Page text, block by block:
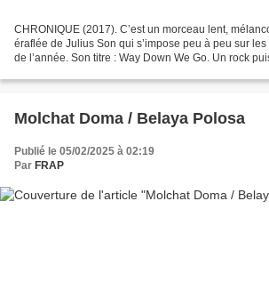
CHRONIQUE (2017). C’est un morceau lent,
éraflée de Julius Son qui s’impose peu à peu sur
de l’année. Son titre : Way Down We Go. Un rock
Molchat Doma / Belaya Polosa
Publié le 05/02/2025 à 02:19
Par FRAP